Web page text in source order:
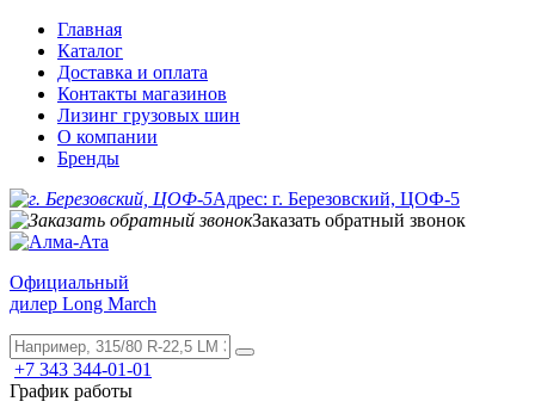
Главная
Каталог
Доставка и оплата
Контакты магазинов
Лизинг грузовых шин
О компании
Бренды
Адрес: г. Березовский, ЦОФ-5
Заказать обратный звонок
Официальный
дилер Long March
+7 343 344-01-01
График работы